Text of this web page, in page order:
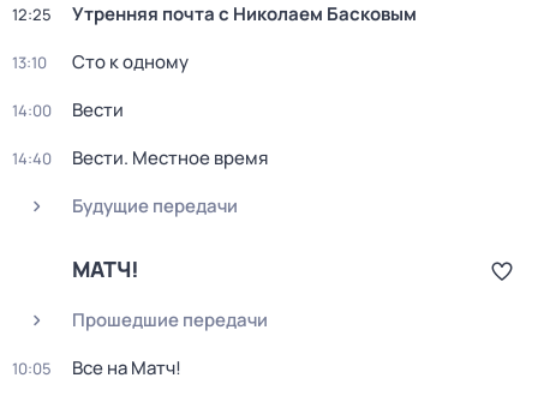
12:25 Утренняя почта с Николаем Басковым
13:10 Сто к одному
14:00 Вести
14:40
Вести. Местное время
Будущие передачи
МАТЧ!
Прошедшие передачи
10:05 Все на Матч!